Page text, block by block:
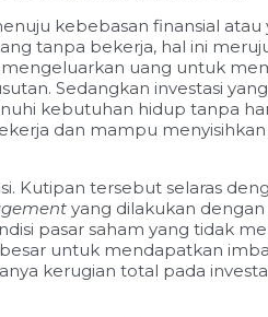
kebebasan finansial
tanpa bekerja, hal ini
mengeluarkan uang untuk
Sedangkan investasi
kebutuhan hidup tanpa
dan mampu
Kutipan tersebut selaras
yang dilakukan
pasar saham yang tidak
untuk mendapatkan
kerugian total pada